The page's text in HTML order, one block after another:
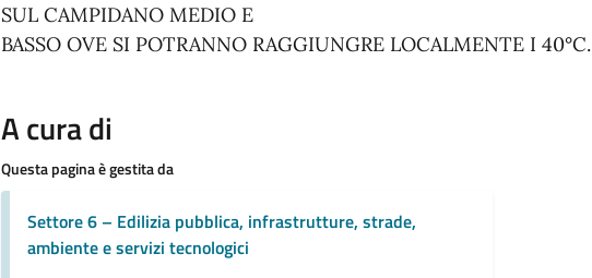
SUL CAMPIDANO MEDIO E
BASSO OVE SI POTRANNO RAGGIUNGRE LOCALMENTE I 40°C.
A cura di
Questa pagina è gestita da
Settore 6 – Edilizia pubblica, infrastrutture, strade,
ambiente e servizi tecnologici